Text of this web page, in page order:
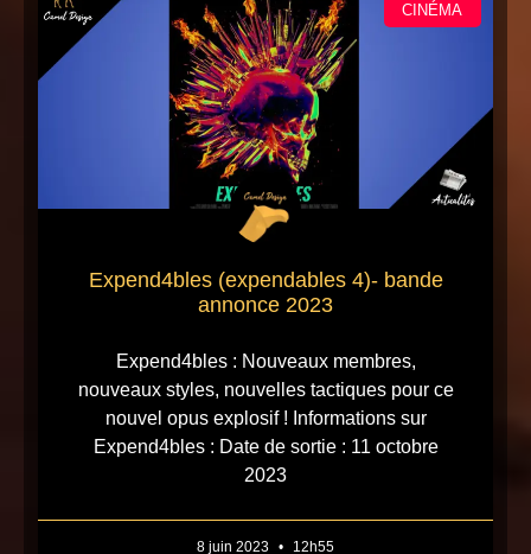
CINÉMA
Expend4bles (expendables 4)- bande
annonce 2023
Expend4bles : Nouveaux membres,
nouveaux styles, nouvelles tactiques pour ce
nouvel opus explosif ! Informations sur
Expend4bles : Date de sortie : 11 octobre
2023
8 juin 2023 12h55